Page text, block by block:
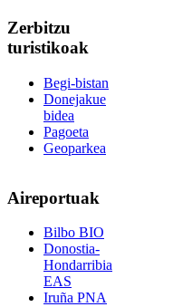
Zerbitzu
turistikoak
Begi-bistan
Donejakue
bidea
Pagoeta
Geoparkea
Aireportuak
Bilbo BIO
Donostia-
Hondarribia
EAS
Iruña PNA